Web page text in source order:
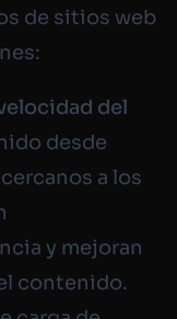
de sitios web
del
desde
a los
y mejoran
contenido.